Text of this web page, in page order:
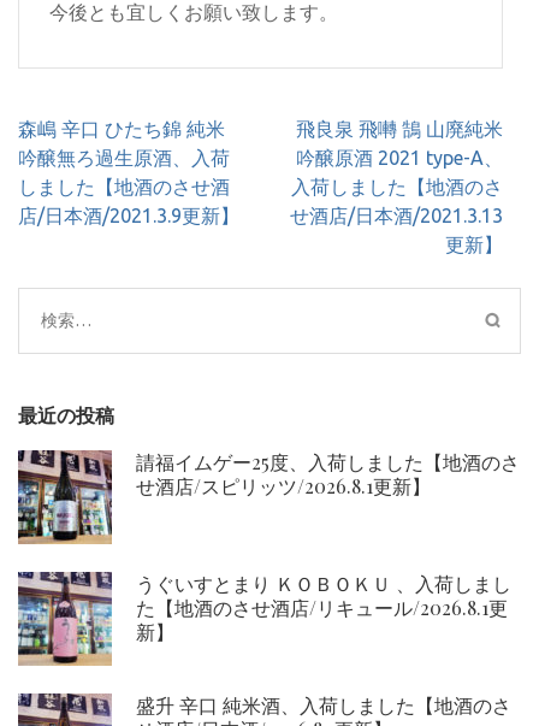
今後とも宜しくお願い致します。
投
稿
ナ
ビ
ョ
ン
森嶋 辛口 ひたち錦 純米
吟醸無ろ過生原酒、入荷
しました【地酒のさせ酒
店/日本酒/2021.3.9更新】
飛良泉 飛囀 鵠 山廃純米
吟醸原酒 2021 type-A、
入荷しました【地酒のさ
せ酒店/日本酒/2021.3.13
更新】
検
索:
最近の投稿
請福イムゲー25度、入荷しました【地酒のさ
せ酒店/スピリッツ/2026.8.1更新】
うぐいすとまり ＫＯＢＯＫＵ 、入荷しまし
た【地酒のさせ酒店/リキュール/2026.8.1更
新】
盛升 辛口 純米酒、入荷しました【地酒のさ